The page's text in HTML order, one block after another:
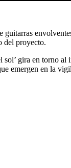
guitarras
del proyecto.
gira en torno al
emergen en la